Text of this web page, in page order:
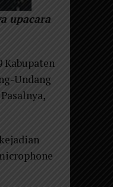
upacara
Kabupaten
Undang